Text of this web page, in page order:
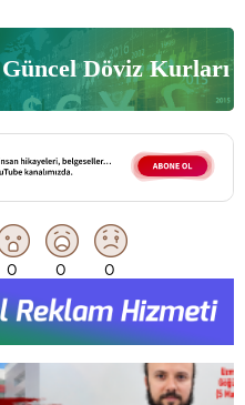
Güncel Döviz Kurları
0 0 0